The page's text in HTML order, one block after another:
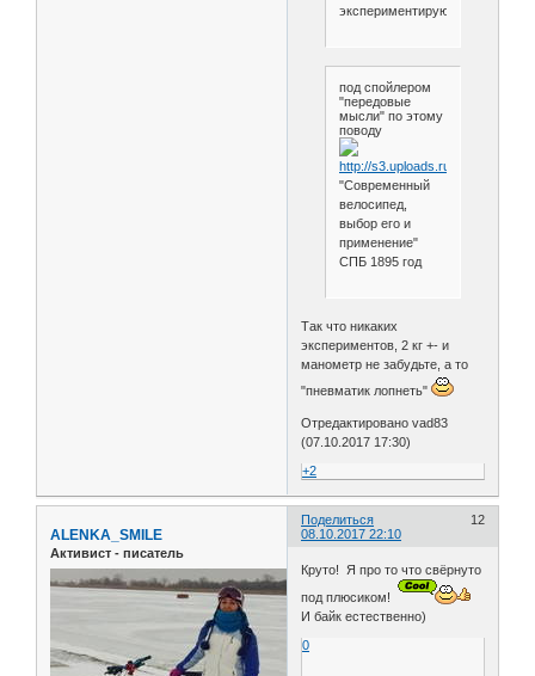
экспериментирую.
под спойлером
"передовые
мысли" по этому
поводу
"Современный
велосипед,
выбор его и
применение"
СПБ 1895 год
Так что никаких
экспериментов, 2 кг +- и
манометр не забудьте, а то
"пневматик лопнеть"
Отредактировано vad83
(07.10.2017 17:30)
+2
Поделиться
12
08.10.2017 22:10
ALENKA_SMILE
Активист - писатель
Круто! Я про то что свёрнуто
под плюсиком!
И байк естественно)
0